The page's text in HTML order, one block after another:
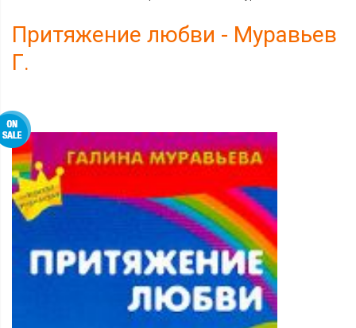
Притяжение любви - Муравьев
Г.